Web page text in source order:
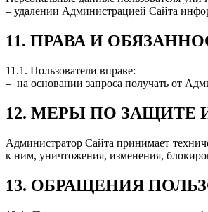
– удалении Администрацией Сайта
11. ПРАВА И
11.1. Пользователи вправе:
– на основании запроса получать от
12. МЕРЫ ПО ЗАЩИТЕ
Администратор Сайта принимает
к ним, уничтожения, изменения,
13. ОБРАЩЕНИЯ